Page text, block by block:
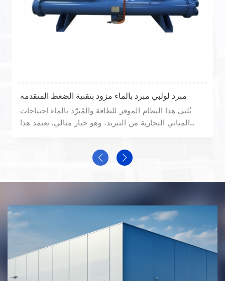
مبرد لولبي مبرد بالماء مزود بتقنية الضغط المتقدمة
يُلبي هذا النظام الموفر للطاقة والمُبرّد بالماء احتياجات
المباني التجارية من التبريد، وهو خيار مثالي. يعتمد هذا
الداخلية والخارجية. مع ضمان درجة حرارة ورطوبة مُريحة
المكتبية، يُقلل هذا النظام بشكل كبير من استهلاك الطاقة